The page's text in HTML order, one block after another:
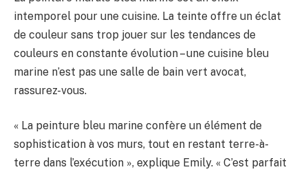
intemporel pour une cuisine. La teinte offre un éclat
de couleur sans trop jouer sur les tendances de
couleurs en constante évolution – une cuisine bleu
marine n’est pas une salle de bain vert avocat,
rassurez-vous.
« La peinture bleu marine confère un élément de
sophistication à vos murs, tout en restant terre-à-
terre dans l’exécution », explique Emily. « C’est parfait